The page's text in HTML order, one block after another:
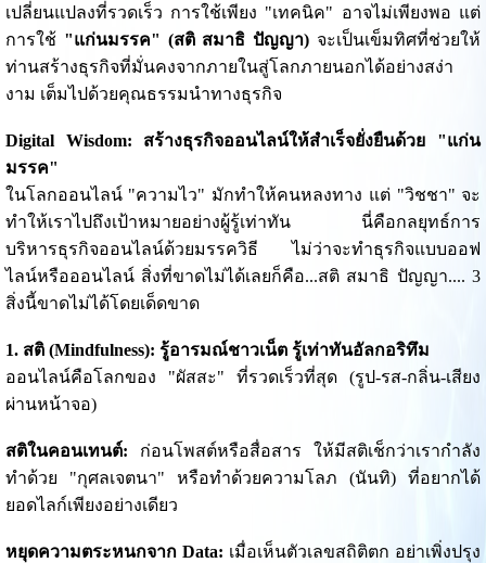
เปลี่ยนแปลงที่รวดเร็ว การใช้เพียง "เทคนิค" อาจไม่เพียงพอ แต่
การใช้ "แก่นมรรค" (สติ สมาธิ ปัญญา) จะเป็นเข็มทิศที่ช่วยให้
ท่านสร้างธุรกิจที่มั่นคงจากภายในสู่โลกภายนอกได้อย่างสง่า
งาม เต็มไปด้วยคุณธรรมนำทางธุรกิจ
Digital Wisdom: สร้างธุรกิจออนไลน์ให้สำเร็จยั่งยืนด้วย "แก่น
มรรค"
ในโลกออนไลน์ "ความไว" มักทำให้คนหลงทาง แต่ "วิชชา" จะ
ทำให้เราไปถึงเป้าหมายอย่างผู้รู้เท่าทัน นี่คือกลยุทธ์การ
บริหารธุรกิจออนไลน์ด้วยมรรควิธี ไม่ว่าจะทำธุรกิจแบบออฟ
ไลน์หรือออนไลน์ สิ่งที่ขาดไม่ได้เลยก็คือ...สติ สมาธิ ปัญญา.... 3
สิ่งนี้ขาดไม่ได้โดยเด็ดขาด
1. สติ (Mindfulness): รู้อารมณ์ชาวเน็ต รู้เท่าทันอัลกอริทึม
ออนไลน์คือโลกของ "ผัสสะ" ที่รวดเร็วที่สุด (รูป-รส-กลิ่น-เสียง
ผ่านหน้าจอ)
สติในคอนเทนต์: ก่อนโพสต์หรือสื่อสาร ให้มีสติเช็กว่าเรากำลัง
ทำด้วย "กุศลเจตนา" หรือทำด้วยความโลภ (นันทิ) ที่อยากได้
ยอดไลก์เพียงอย่างเดียว
หยุดความตระหนกจาก Data: เมื่อเห็นตัวเลขสถิติตก อย่าเพิ่งปรุง